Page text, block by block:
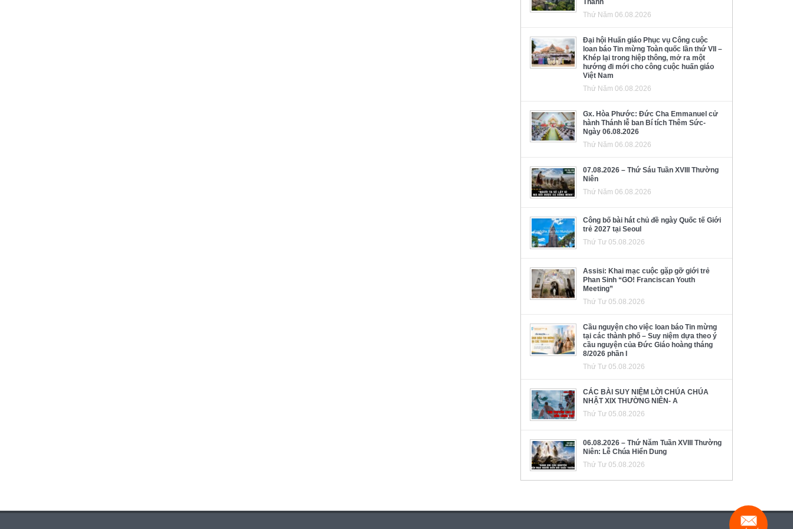
Thứ Năm 06.08.2026
Đại hội Huấn giáo Phục vụ Công cuộc
loan báo Tin mừng Toàn quốc lần thứ VII –
Khép lại trong hiệp thông, mở ra một
hướng đi mới cho công cuộc huấn giáo
Việt Nam
Thứ Năm 06.08.2026
Gx. Hòa Phước: Đức Cha Emmanuel cử
hành Thánh lễ ban Bí tích Thêm Sức-
Ngày 06.08.2026
Thứ Năm 06.08.2026
07.08.2026 – Thứ Sáu Tuần XVIII Thường
Niên
Thứ Năm 06.08.2026
Công bố bài hát chủ đề ngày Quốc tế Giới
trẻ 2027 tại Seoul
Thứ Tư 05.08.2026
Assisi: Khai mạc cuộc gặp gỡ giới trẻ
Phan Sinh “GO! Franciscan Youth
Meeting”
Thứ Tư 05.08.2026
Cầu nguyện cho việc loan báo Tin mừng
tại các thành phố – Suy niệm dựa theo ý
cầu nguyện của Đức Giáo hoàng tháng
8/2026 phần I
Thứ Tư 05.08.2026
CÁC BÀI SUY NIỆM LỜI CHÚA CHÚA
NHẬT XIX THƯỜNG NIÊN- A
Thứ Tư 05.08.2026
06.08.2026 – Thứ Năm Tuần XVIII Thường
Niên: Lễ Chúa Hiển Dung
Thứ Tư 05.08.2026